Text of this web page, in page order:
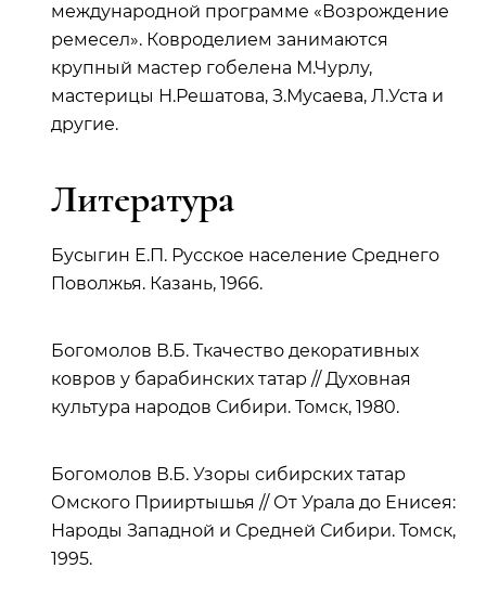
международной программе «Возрождение
ремесел». Ковроделием занимаются
крупный мастер гобелена М.Чурлу,
мастерицы Н.Решатова, З.Мусаева, Л.Уста и
другие.
Литература
Бусыгин Е.П. Русское население Среднего
Поволжья. Казань, 1966.
Богомолов В.Б. Ткачество декоративных
ковров у барабинских татар // Духовная
культура народов Сибири. Томск, 1980.
Богомолов В.Б. Узоры сибирских татар
Омского Прииртышья // От Урала до Енисея:
Народы Западной и Средней Сибири. Томск,
1995.